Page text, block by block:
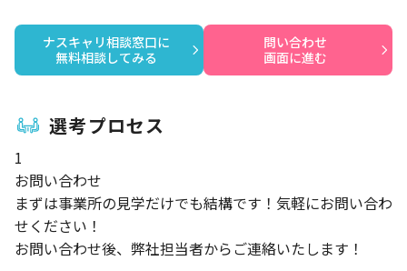
ナスキャリ相談窓口に
無料相談してみる
問い合わせ
画面に進む
選考プロセス
1
お問い合わせ
まずは事業所の見学だけでも結構です！気軽にお問い合わ
せください！
お問い合わせ後、弊社担当者からご連絡いたします！